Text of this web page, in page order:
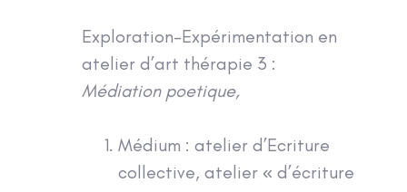
Exploration-Expérimentation en
atelier d’art thérapie 3 :
Médiation poetique,
Médium : atelier d’Ecriture
collective, atelier « d’écriture